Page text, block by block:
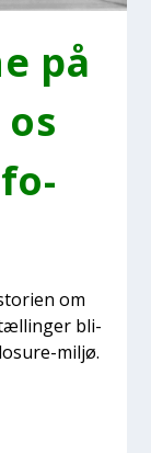
på
om
bli­
mil­jø.